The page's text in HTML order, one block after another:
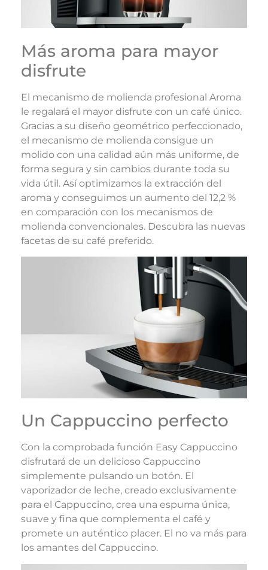
Más aroma para mayor
disfrute
El mecanismo de molienda profesional Aroma
le regalará el mayor disfrute con un café único.
Gracias a su diseño geométrico perfeccionado,
el mecanismo de molienda consigue un
molido con una calidad aún más uniforme, de
forma segura y sin cambios durante toda su
vida útil. Así optimizamos la extracción del
aroma y conseguimos un aumento del 12,2 %
en comparación con los mecanismos de
molienda convencionales. Descubra las nuevas
facetas de su café preferido.
Un Cappuccino perfecto
Con la comprobada función Easy Cappuccino
disfrutará de un delicioso Cappuccino
simplemente pulsando un botón. El
vaporizador de leche, creado exclusivamente
para el Cappuccino, crea una espuma única,
suave y fina que complementa el café y
promete un auténtico placer. El no va más para
los amantes del Cappuccino.